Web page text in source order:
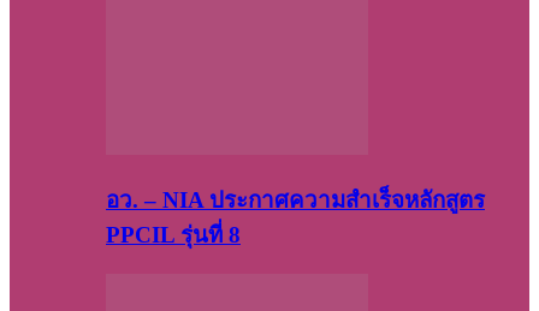
อว. – NIA ประกาศความสำเร็จหลักสูตร
PPCIL รุ่นที่ 8